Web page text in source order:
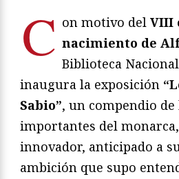
C on motivo del VIII
nacimiento de
Biblioteca Nacional
inaugura la exposición
Sabio”, un compendio de
importantes del
innovador, anticipado a
ambición que supo